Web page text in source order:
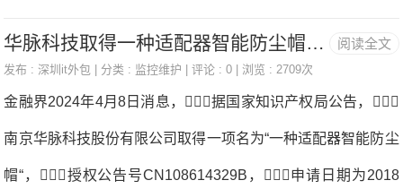
并在合理范围内监控安装。企业为
了保障公司资产和信息安全，安
装监控软件是可以理解的。企业安
装电脑监控软件在一定程度上可以实现隐
藏的功能监控安装。一些高端的监
求监控安装。不同的场所和目的，需要不同类型的监控设
阅读全文
华脉科技取得一种适配器智能防尘帽专利，可以智能监控各个端口防尘帽的安装与使用情况
发布 : 深圳it外包 | 分类 : 监控维护 | 评论 : 0 | 浏览 : 2709次
金融界2024年4月8日消息，据国家知识产权局公告，
南京华脉科技股份有限公司取得一项名为“一种适配器智能防尘
帽“，授权公告号CN108614329B，申请日期为2018